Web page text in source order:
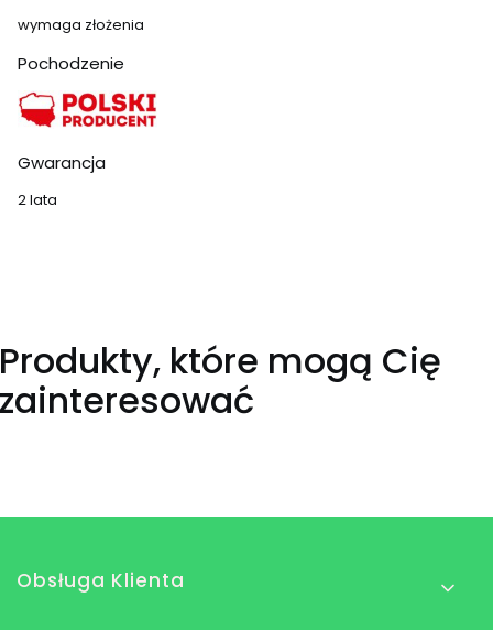
wymaga złożenia
Pochodzenie
Gwarancja
2 lata
Produkty, które mogą Cię
zainteresować
Linki w stopce
Obsługa Klienta